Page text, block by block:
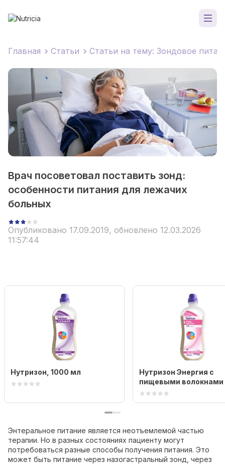
Главная Статьи Статьи на тему: Зондовое
Врач посоветовал поставить зонд:
особенности питания для лежачих
больных
Опубликовано 17.09.2019, обновлено 12.03.2026
11:57:44
Нутризон, 1000 мл
Нутризон Энергия c
пищевыми волокнами
Энтеральное питание является неотъемлемой частью
терапии. Но в разных состояниях пациенту могут
потребоваться разные способы получения питания. Это
может быть питание через назогастральный зонд, через